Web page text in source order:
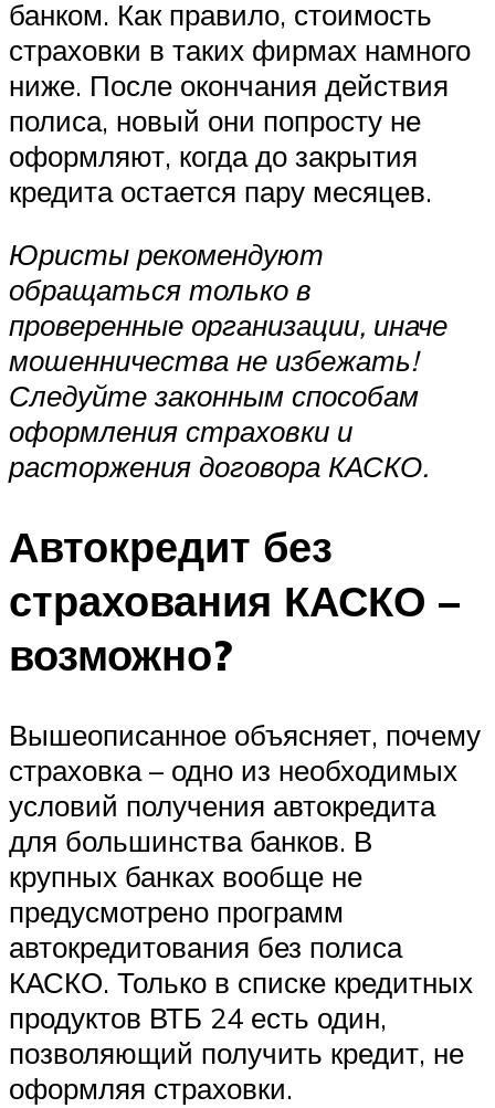
банком. Как правило, стоимость
страховки в таких фирмах намного
ниже. После окончания действия
полиса, новый они попросту не
оформляют, когда до закрытия
кредита остается пару месяцев.
Юристы рекомендуют
обращаться только в
проверенные организации, иначе
мошенничества не избежать!
Следуйте законным способам
оформления страховки и
расторжения договора КАСКО.
Автокредит без
страхования КАСКО –
возможно?
Вышеописанное объясняет, почему
страховка – одно из необходимых
условий получения автокредита
для большинства банков. В
крупных банках вообще не
предусмотрено программ
автокредитования без полиса
КАСКО. Только в списке кредитных
продуктов ВТБ 24 есть один,
позволяющий получить кредит, не
оформляя страховки.